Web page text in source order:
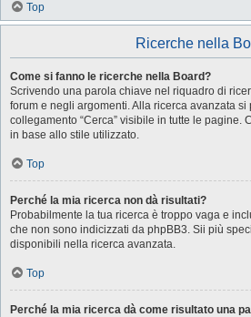
Top
Ricerche nella
Come si fanno le ricerche nella Board?
Scrivendo una parola chiave nel riquadro di
forum e negli argomenti. Alla ricerca avanzata si
collegamento “Cerca” visibile in tutte le pagine.
in base allo stile utilizzato.
Top
Perché la mia ricerca non dà risultati?
Probabilmente la tua ricerca è troppo vaga e
che non sono indicizzati da phpBB3. Sii più
disponibili nella ricerca avanzata.
Top
Perché la mia ricerca dà come risultato una